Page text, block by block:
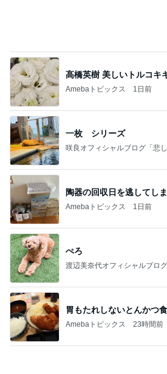
高橋英樹 美しいトルコキ
Amebaトピックス 1日前
一枚 シリーズ
咲良オフィシャルブログ「悲
陶器の回収日を逃してし
Amebaトピックス 1日前
ぺろ
渡辺美奈代オフィシャルブロ
胃もたれしないとんかつ
Amebaトピックス 23時間前